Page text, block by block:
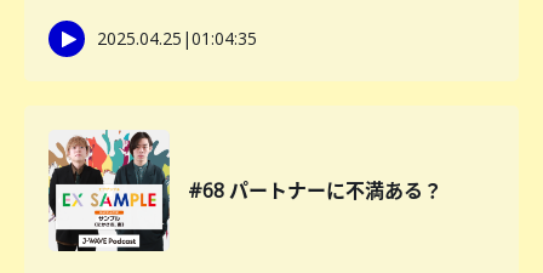
2025.04.25 |01:04:35
#68 パートナーに不満ある？